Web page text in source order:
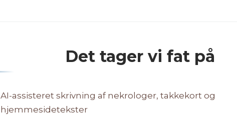
Det tager vi fat på
AI-assisteret skrivning af nekrologer, takkekort og
hjemmesidetekster